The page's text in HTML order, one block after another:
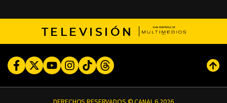
TELEVISIÓN
FacebookTwitterYoutubeInstagram
TikTokThreads